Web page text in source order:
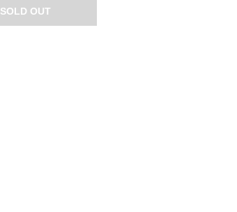
SOLD OUT